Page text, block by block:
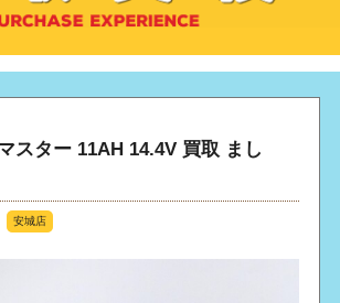
スター 11AH 14.4V 買取 まし
安城店